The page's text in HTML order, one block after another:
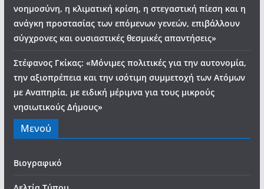
νοημοσύνη, η κλιματική κρίση, η στεγαστική πίεση και η
ανάγκη προστασίας των επόμενων γενεών, επιβάλλουν
σύγχρονες και ουσιαστικές θεσμικές απαντήσεις»
Στέφανος Γκίκας: «Μόνιμες πολιτικές για την αυτονομία,
την αξιοπρέπεια και την ισότιμη συμμετοχή των Ατόμων
με Αναπηρία, με ειδική μέριμνα για τους μικρούς
νησιωτικούς Δήμους»
Μενού
Βιογραφικό